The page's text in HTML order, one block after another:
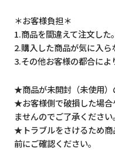
＊お客様負担＊
1.商品を間違えて注文した。
2.購入した商品が気に入ら
3.その他お客様の都合に
★商品が未開封（未使用）
★お客様側で破損した場合
ませんのでご了承ください。
★トラブルをさけるため商
前にご確認ください。